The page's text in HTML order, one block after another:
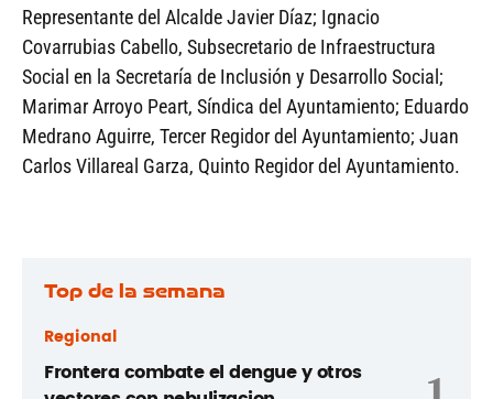
Representante del Alcalde Javier Díaz; Ignacio
Covarrubias Cabello, Subsecretario de Infraestructura
Social en la Secretaría de Inclusión y Desarrollo Social;
Marimar Arroyo Peart, Síndica del Ayuntamiento; Eduardo
Medrano Aguirre, Tercer Regidor del Ayuntamiento; Juan
Carlos Villareal Garza, Quinto Regidor del Ayuntamiento.
Top de la semana
Regional
Frontera combate el dengue y otros